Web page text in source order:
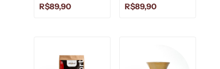
R$89,90 R$89,90